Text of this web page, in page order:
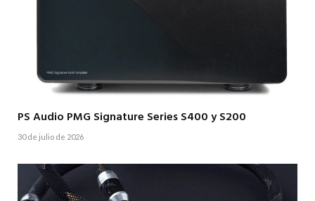
PS Audio PMG Signature Series S400 y S200
30 de julio de 2026